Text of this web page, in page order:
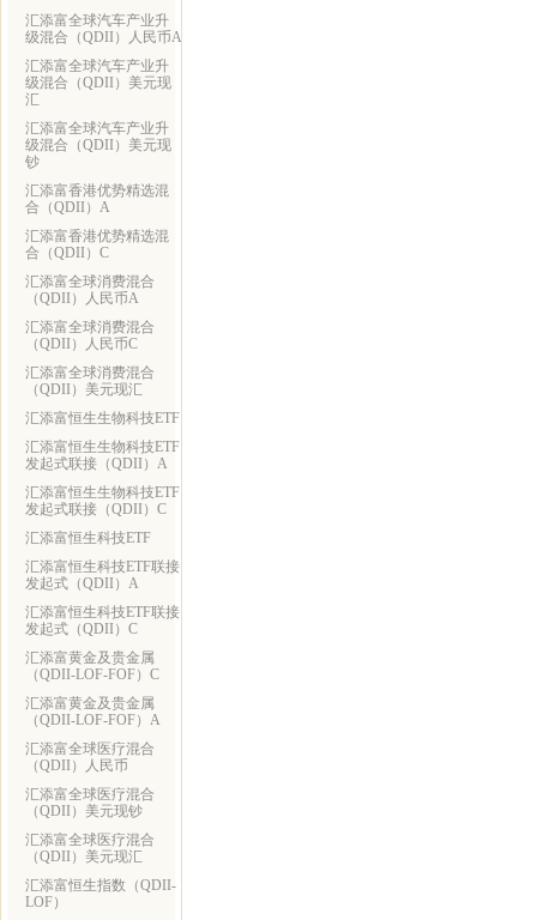
汇添富全球汽车产业升
级混合（QDII）人民币A
汇添富全球汽车产业升
级混合（QDII）美元现
汇
汇添富全球汽车产业升
级混合（QDII）美元现
钞
汇添富香港优势精选混
合（QDII）A
汇添富香港优势精选混
合（QDII）C
汇添富全球消费混合
（QDII）人民币A
汇添富全球消费混合
（QDII）人民币C
汇添富全球消费混合
（QDII）美元现汇
汇添富恒生生物科技ETF
汇添富恒生生物科技ETF
发起式联接（QDII）A
汇添富恒生生物科技ETF
发起式联接（QDII）C
汇添富恒生科技ETF
汇添富恒生科技ETF联接
发起式（QDII）A
汇添富恒生科技ETF联接
发起式（QDII）C
汇添富黄金及贵金属
（QDII-LOF-FOF）C
汇添富黄金及贵金属
（QDII-LOF-FOF）A
汇添富全球医疗混合
（QDII）人民币
汇添富全球医疗混合
（QDII）美元现钞
汇添富全球医疗混合
（QDII）美元现汇
汇添富恒生指数（QDII-
LOF）